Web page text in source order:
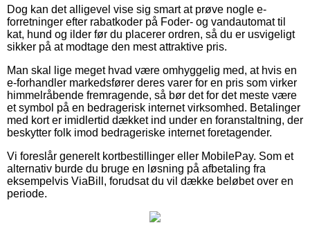
Dog kan det alligevel vise sig smart at prøve nogle e-
forretninger efter rabatkoder på Foder- og vandautomat til
kat, hund og ilder før du placerer ordren, så du er usvigeligt
sikker på at modtage den mest attraktive pris.
Man skal lige meget hvad være omhyggelig med, at hvis en
e-forhandler markedsfører deres varer for en pris som virker
himmelråbende fremragende, så bør det for det meste være
et symbol på en bedragerisk internet virksomhed. Betalinger
med kort er imidlertid dækket ind under en foranstaltning, der
beskytter folk imod bedrageriske internet foretagender.
Vi foreslår generelt kortbestillinger eller MobilePay. Som et
alternativ burde du bruge en løsning på afbetaling fra
eksempelvis ViaBill, forudsat du vil dække beløbet over en
periode.